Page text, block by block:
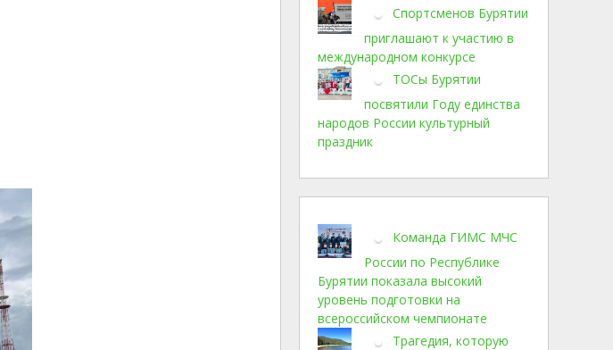
Спортсменов Бурятии
приглашают к участию в
международном конкурсе
ТОСы Бурятии
посвятили Году единства
народов России культурный
праздник
Команда ГИМС МЧС
России по Республике
Бурятии показала высокий
уровень подготовки на
всероссийском чемпионате
Трагедия, которую